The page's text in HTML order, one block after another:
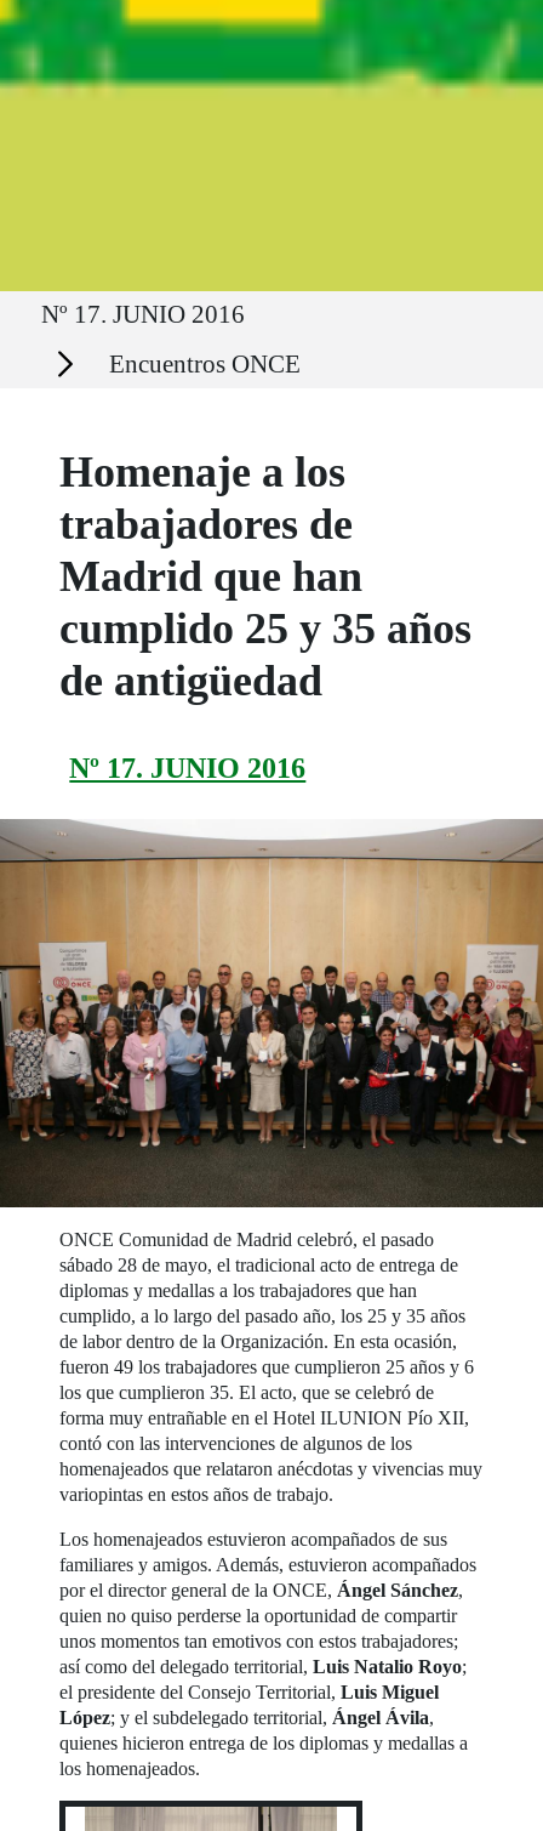
Ruta del sitio
Nº 17. JUNIO 2016
Secciones Encuentros ONCE
Homenaje a los
trabajadores de
Madrid que han
cumplido 25 y 35 años
de antigüedad
Nº 17. JUNIO 2016
ONCE Comunidad de Madrid celebró, el pasado
sábado 28 de mayo, el tradicional acto de entrega de
diplomas y medallas a los trabajadores que han
cumplido, a lo largo del pasado año, los 25 y 35 años
de labor dentro de la Organización. En esta ocasión,
fueron 49 los trabajadores que cumplieron 25 años y 6
los que cumplieron 35. El acto, que se celebró de
forma muy entrañable en el Hotel ILUNION Pío XII,
contó con las intervenciones de algunos de los
homenajeados que relataron anécdotas y vivencias muy
variopintas en estos años de trabajo.
Los homenajeados estuvieron acompañados de sus
familiares y amigos. Además, estuvieron acompañados
por el director general de la ONCE, Ángel Sánchez,
quien no quiso perderse la oportunidad de compartir
unos momentos tan emotivos con estos trabajadores;
así como del delegado territorial,Luis Natalio Royo;
el presidente del Consejo Territorial,Luis Miguel
López; y el subdelegado territorial, Ángel Ávila,
quienes hicieron entrega de los diplomas y medallas a
los homenajeados.